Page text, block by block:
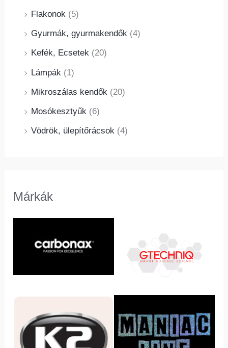
Flakonok (5)
Gyurmák, gyurmakendők (4)
Kefék, Ecsetek (20)
Lámpák (1)
Mikroszálas kendők (20)
Mosókesztyűk (6)
Vödrök, ülepítőrácsok (4)
Márkák